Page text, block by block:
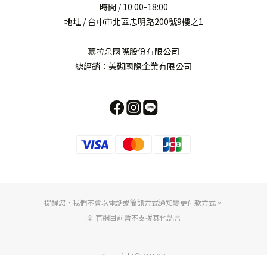
時間 / 10:00-18:00
地址 / 台中市北區忠明路200號9樓之1
慕拉朵國際股份有限公司
總經銷：美砌國際企業有限公司
提醒您，我們不會以電話或簡訊方式通知變更付款方式。
※ 官網目前暫不支援其他語言